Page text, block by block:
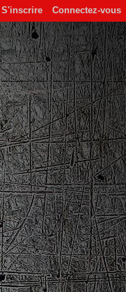
Connectez-vous
S'inscrire